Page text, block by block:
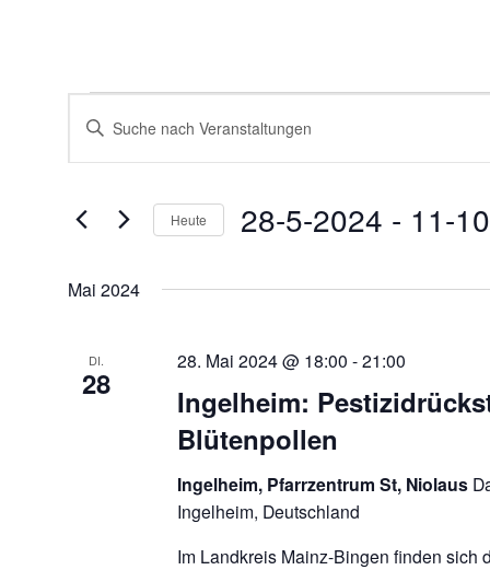
Veranstaltungen
Veranstaltungen
Suche
und
Ansichten,
Bitte
Schlüsselwort
Veranstaltungen
Schlüsselwort.
Heute 28-5-2024 - 11-
Mai 2024
DI.
28
Ingelheim:
Blütenpollen
28. Mai 2024 @ 18:00 -21:00
Ingelheim, Pfarrzentrum St, Niolaus
Ingelheim, Deutschland
Im Landkreis Mainz-Bingen finden sich